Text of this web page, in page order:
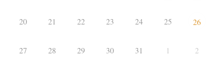
20 21 22 23 24 25 26
27 28 29 30 31 1 2